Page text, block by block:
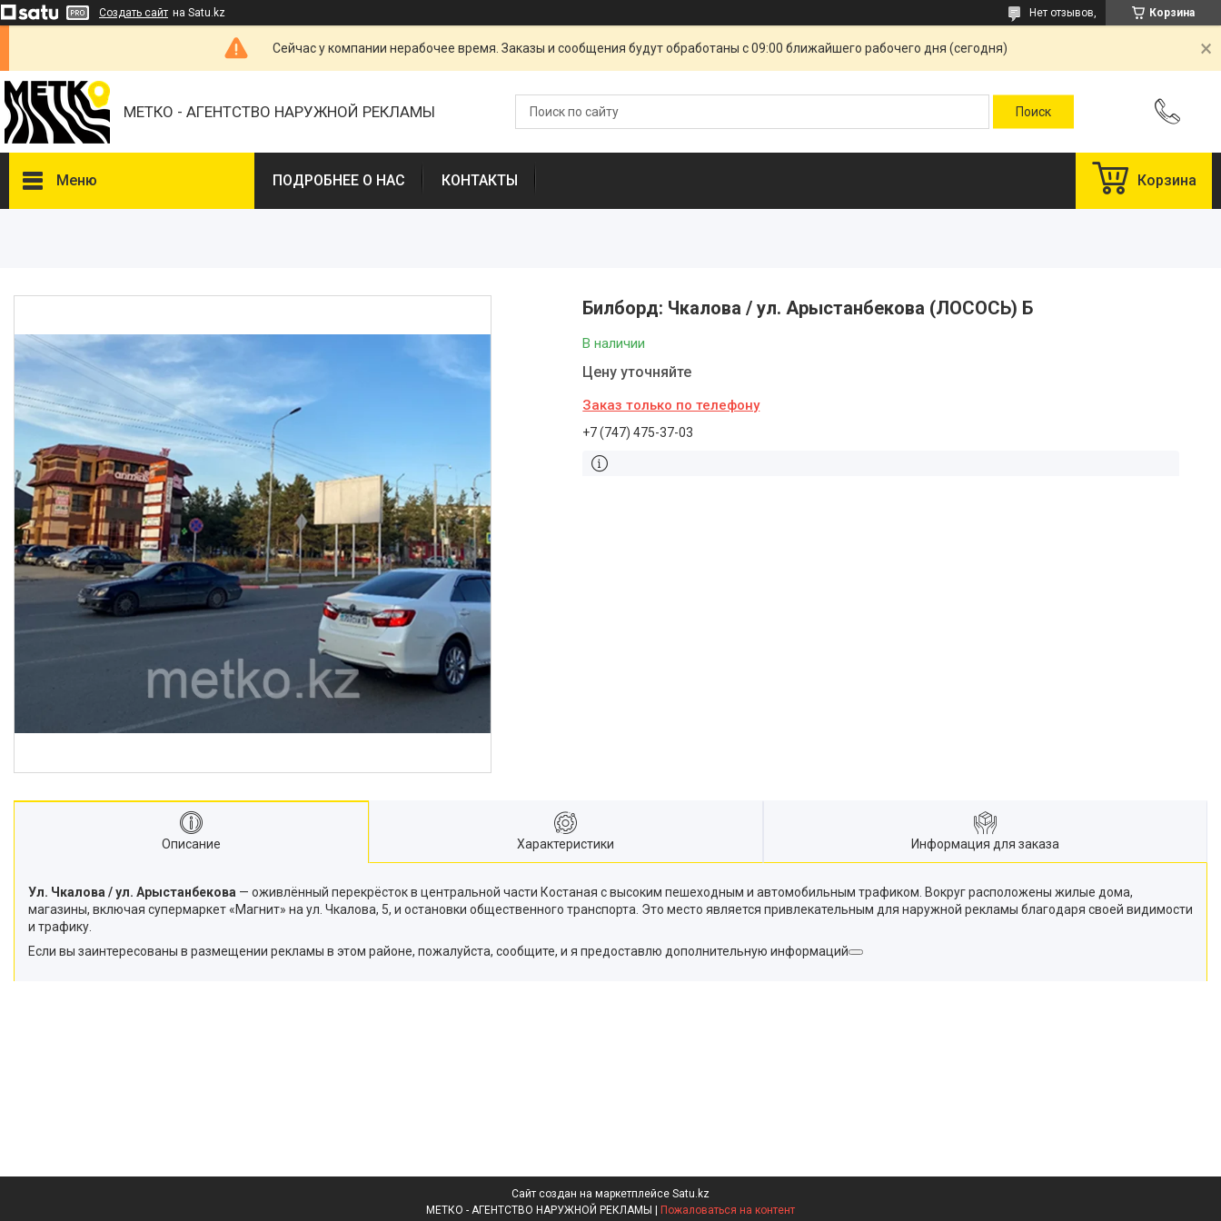
Создать сайт на Satu.kz Корзина
Нет отзывов,
Сейчас у компании нерабочее время. Заказы и сообщения будут обработаны с 09:00 ближайшего рабочего дня (сегодня)
МЕТКО - АГЕНТСТВО НАРУЖНОЙ РЕКЛАМЫ
Меню ПОДРОБНЕЕ О НАС КОНТАКТЫ Корзина
Билборд: Чкалова / ул. Арыстанбекова (ЛОСОСЬ) Б
В наличии
Цену уточняйте
Заказ только по телефону
+7 (747) 475-37-03
Описание Характеристики Информация для заказа
Ул. Чкалова / ул. Арыстанбекова — оживлённый перекрёсток в центральной части Костаная с высоким пешеходным и автомобильным трафиком. Вокруг расположены жилые дома,
магазины, включая супермаркет «Магнит» на ул. Чкалова, 5, и остановки общественного транспорта. Это место является привлекательным для наружной рекламы благодаря своей видимости
и трафику.
Если вы заинтересованы в размещении рекламы в этом районе, пожалуйста, сообщите, и я предоставлю дополнительную информаций
Сайт создан на маркетплейсе Satu.kz
МЕТКО - АГЕНТСТВО НАРУЖНОЙ РЕКЛАМЫ | Пожаловаться на контент